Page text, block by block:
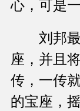
心，可是
刘邦最
座，并且
传，一传
的宝座，